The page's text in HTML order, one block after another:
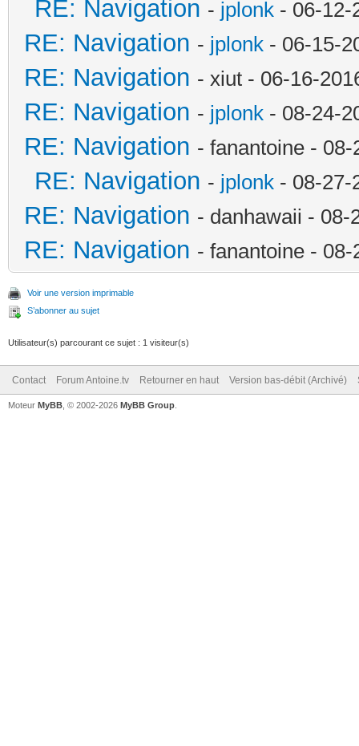
RE: Navigation - jplonk - 06-12-
RE: Navigation - jplonk - 06-15-
RE: Navigation - xiut - 06-16-
RE: Navigation - jplonk - 08-24-
RE: Navigation - fanantoine -
RE: Navigation - jplonk - 08-27-
RE: Navigation - danhawaii - 08-
RE: Navigation - fanantoine -
Voir une version imprimable
S’abonner au sujet
Utilisateur(s) parcourant ce sujet : 1 visiteur(s)
Contact Forum Antoine.tv Retourner en haut Version bas-débit (Archivé)
Moteur MyBB , © 2002-2026 MyBB Group